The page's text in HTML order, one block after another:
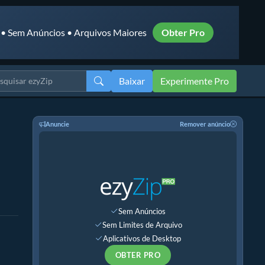
Sem Anúncios • Arquivos Maiores Obter Pro
Baixar Experimente Pro
Anuncie Remover anúncio
Sem Anúncios
Sem Limites de Arquivo
Aplicativos de Desktop
OBTER PRO